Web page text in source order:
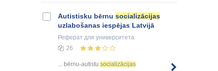
Autistisku bērnu socializācijas
uzlabošanas iespējas Latvijā
Реферат для университета
26
... bērnu-autistu socializācijas